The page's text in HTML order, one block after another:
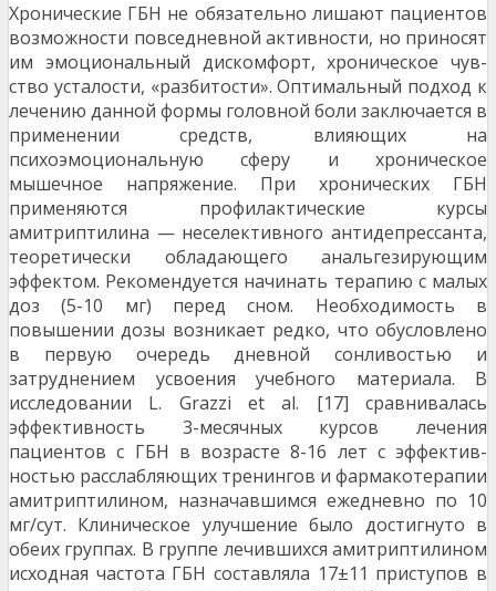
Хронические ГБН не обязательно лишают пациен­тов
возможности повседневной активности, но прино­сят
им эмоциональный дискомфорт, хроническое чув­
ство усталости, «разбитости». Оптимальный подход к
лечению данной формы головной боли заключается в
применении средств, влияющих на
психоэмоциональ­ную сферу и хроническое
мышечное напряжение. При хронических ГБН
применяются профилактические кур­сы
амитриптилина — неселективного антидепрессанта,
теоретически обладающего анальгезирующим
эффек­том. Рекомендуется начинать терапию с малых
доз (5-10 мг) перед сном. Необходимость в
повышении до­зы возникает редко, что обусловлено
в первую очередь дневной сонливостью и
затруднением усвоения учеб­ного материала. В
исследовании L. Grazzi et al. [17] сравнивалась
эффективность 3-месячных курсов лече­ния
пациентов с ГБН в возрасте 8-16 лет с эффектив­
ностью расслабляющих тренингов и фармакотерапии
амитриптилином, назначавшимся ежедневно по 10
мг/сут. Клиническое улучшение было достигнуто в
обе­их группах. В группе лечившихся амитриптилином
ис­ходная частота ГБН составляла 17±11 приступов в